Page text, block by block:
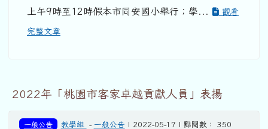
上午9時至12時假本市同安國小舉行；學...
觀看
完整文章
2022年「桃園市客家卓越貢獻人員」表揚
一般公告 教學組 - 一般公告 | 2022-05-17 | 點閱數： 350